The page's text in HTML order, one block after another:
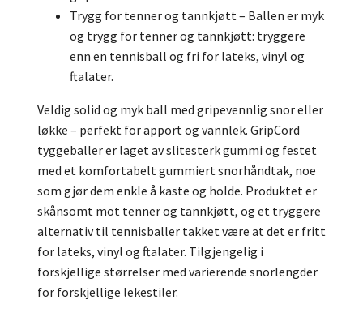
Trygg for tenner og tannkjøtt – Ballen er myk
og trygg for tenner og tannkjøtt: tryggere
enn en tennisball og fri for lateks, vinyl og
ftalater.
Veldig solid og myk ball med gripevennlig snor eller
løkke – perfekt for apport og vannlek. GripCord
tyggeballer er laget av slitesterk gummi og festet
med et komfortabelt gummiert snorhåndtak, noe
som gjør dem enkle å kaste og holde. Produktet er
skånsomt mot tenner og tannkjøtt, og et tryggere
alternativ til tennisballer takket være at det er fritt
for lateks, vinyl og ftalater. Tilgjengelig i
forskjellige størrelser med varierende snorlengder
for forskjellige lekestiler.